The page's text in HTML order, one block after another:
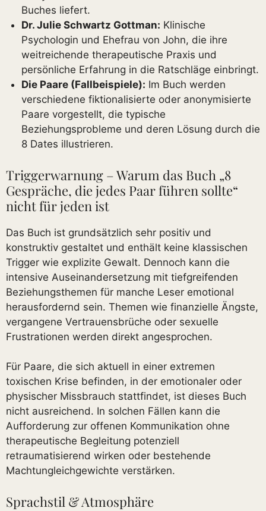
Buches liefert.
Dr. Julie Schwartz Gottman: Klinische
Psychologin und Ehefrau von John, die ihre
weitreichende therapeutische Praxis und
persönliche Erfahrung in die Ratschläge einbringt.
Die Paare (Fallbeispiele): Im Buch werden
verschiedene fiktionalisierte oder anonymisierte
Paare vorgestellt, die typische
Beziehungsprobleme und deren Lösung durch die
8 Dates illustrieren.
Triggerwarnung – Warum das Buch „8
Gespräche, die jedes Paar führen sollte“
nicht für jeden ist
Das Buch ist grundsätzlich sehr positiv und
konstruktiv gestaltet und enthält keine klassischen
Trigger wie explizite Gewalt. Dennoch kann die
intensive Auseinandersetzung mit tiefgreifenden
Beziehungsthemen für manche Leser emotional
herausfordernd sein. Themen wie finanzielle Ängste,
vergangene Vertrauensbrüche oder sexuelle
Frustrationen werden direkt angesprochen.
Für Paare, die sich aktuell in einer extremen
toxischen Krise befinden, in der emotionaler oder
physischer Missbrauch stattfindet, ist dieses Buch
nicht ausreichend. In solchen Fällen kann die
Aufforderung zur offenen Kommunikation ohne
therapeutische Begleitung potenziell
retraumatisierend wirken oder bestehende
Machtungleichgewichte verstärken.
Sprachstil & Atmosphäre